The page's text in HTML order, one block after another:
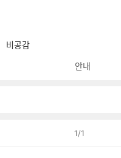
비공감
안내
1/1